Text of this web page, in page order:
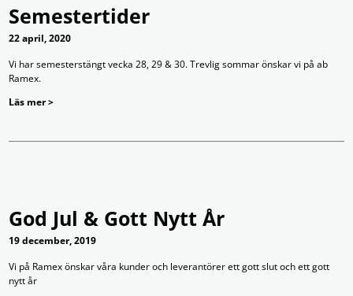
Semestertider
22 april, 2020
Vi har semesterstängt vecka 28, 29 & 30. Trevlig sommar önskar vi på ab
Ramex.
Läs mer >
God Jul & Gott Nytt År
19 december, 2019
Vi på Ramex önskar våra kunder och leverantörer ett gott slut och ett gott
nytt år